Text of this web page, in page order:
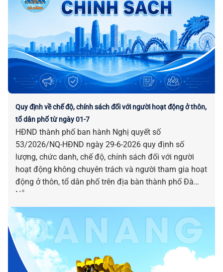
Quy định về chế độ, chính sách đối với người hoạt động ở thôn,
tổ dân phố từ ngày 01-7
HĐND thành phố ban hành Nghị quyết số
53/2026/NQ-HĐND ngày 29-6-2026 quy định số
lượng, chức danh, chế độ, chính sách đối với người
hoạt động không chuyên trách và người tham gia hoạt
động ở thôn, tổ dân phố trên địa bàn thành phố Đà
Nẵng.